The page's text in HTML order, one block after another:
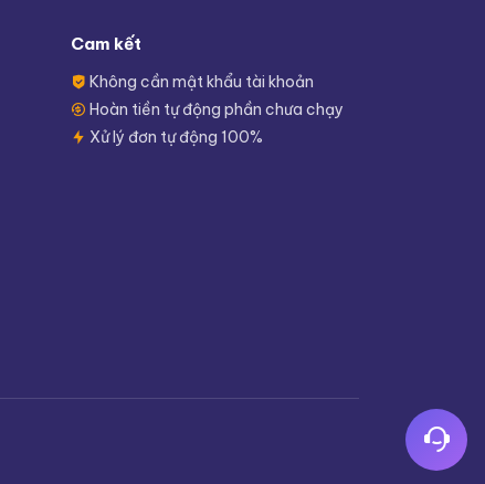
Cam kết
Không cần mật khẩu tài khoản
Hoàn tiền tự động phần chưa chạy
Xử lý đơn tự động 100%